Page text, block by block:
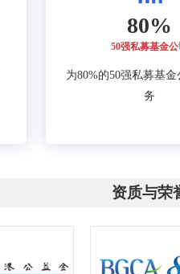
80%
50强私募基金
为80%的50强私募基
务
资质与荣